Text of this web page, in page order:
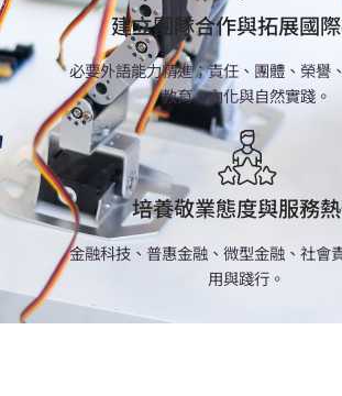
建立團隊合作與拓展國
必要外語能力精進；責任、團體、榮譽
教育、內化與自然實踐。
培養敬業態度與服務
金融科技、普惠金融、微型金融、社會
用與踐行。